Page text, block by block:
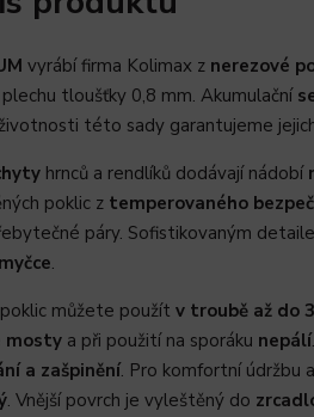
vyrábí firma Kolimax z nerezové
tloušťky 0,8 mm. Akumulační
této sady garantujeme
hrnců a rendlíků dodávají nádobí
poklic z temperovaného
páry. Sofistikovaným
.
můžete použít v troubě až do
mosty a při použití na sporáku nepálí
a zašpinění. Pro komfortní údržbu
. Vnější povrch je vyleštěný do